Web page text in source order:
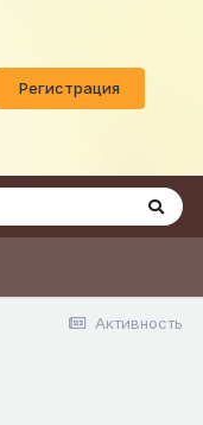
Регистрация
Активность